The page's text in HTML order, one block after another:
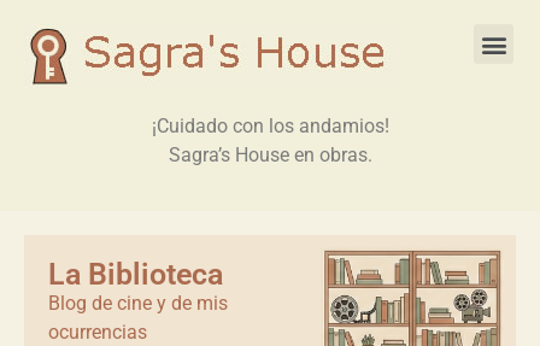
¡Cuidado con los andamios!
Sagra’s House en obras.
La Biblioteca
Blog de cine y de mis
ocurrencias